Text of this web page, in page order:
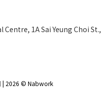
1A Sai Yeung Choi St.,
| 2026 © Nabwork